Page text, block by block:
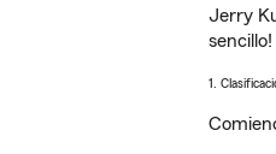
Jerry
sencillo!
1.